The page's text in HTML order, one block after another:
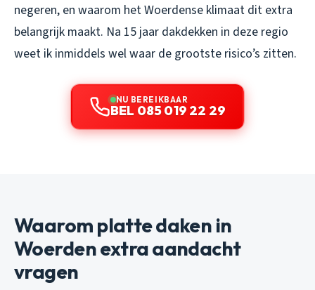
negeren, en waarom het Woerdense klimaat dit extra
belangrijk maakt. Na 15 jaar dakdekken in deze regio
weet ik inmiddels wel waar de grootste risico’s zitten.
NU BEREIKBAAR
BEL 085 019 22 29
Waarom platte daken in
Woerden extra aandacht
vragen